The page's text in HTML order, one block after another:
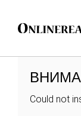
Could not